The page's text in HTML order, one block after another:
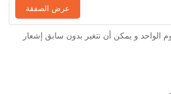
عرض الصفقة
الواحد و يمكن أن تتغير بدون سابق إشعار